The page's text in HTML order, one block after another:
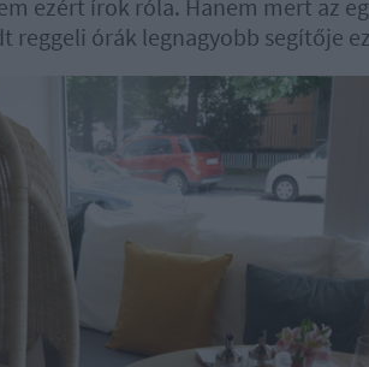
ezért írok róla. Hanem mert az
reggeli órák legnagyobb segítője